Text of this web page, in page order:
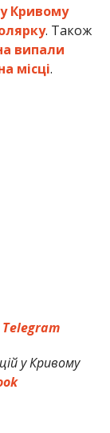
у Кривому
. Також
випали
місці.
Telegram
у Кривому